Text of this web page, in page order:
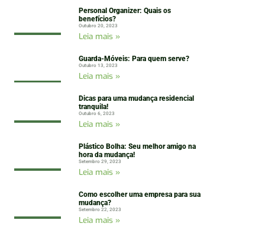
Personal Organizer: Quais os
benefícios?
Outubro 20, 2023
Leia mais »
Guarda-Móveis: Para quem serve?
Outubro 13, 2023
Leia mais »
Dicas para uma mudança residencial
tranquila!
Outubro 6, 2023
Leia mais »
Plástico Bolha: Seu melhor amigo na
hora da mudança!
Setembro 29, 2023
Leia mais »
Como escolher uma empresa para sua
mudança?
Setembro 22, 2023
Leia mais »